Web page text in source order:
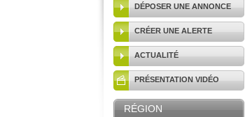
DÉPOSER UNE ANNONCE
CRÉER UNE ALERTE
ACTUALITÉ
PRÉSENTATION VIDÉO
RÉGION